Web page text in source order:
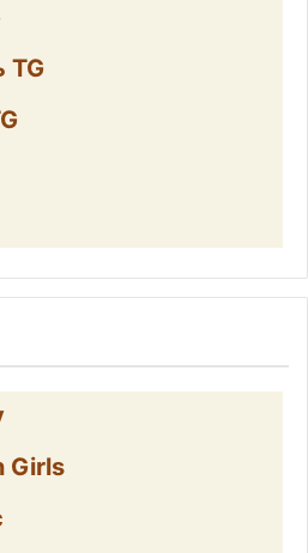
TG
Girls